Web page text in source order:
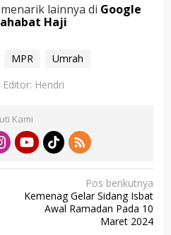
lainnya di Google
Haji
MPR
Umrah
Editor: Hendri
Kami
Pos berikutnya
Kemenag Gelar Sidang Isbat
Awal Ramadan Pada 10
Maret 2024